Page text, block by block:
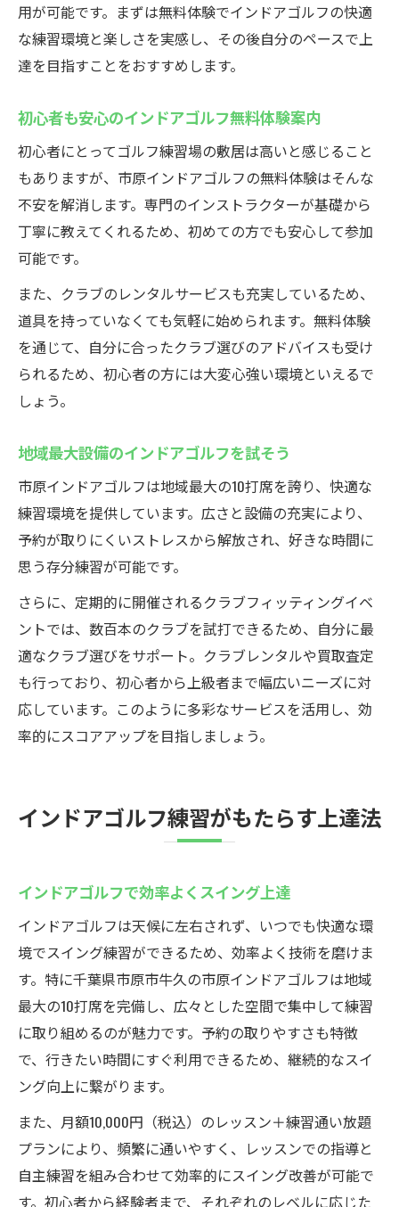
千葉市原市で効率的にインドアゴルフを極める
千葉市原市で選ぶべきインドアゴルフ練習
法
目指す
インドアゴルフでデータ活用した自己分析
術
ラウンド前の集中練習に最適なインドアゴ
ルフ
り
用が可能です。まずは無料体験でインドアゴルフの快適
な練習環境と楽しさを実感し、その後自分のペースで上
達を目指すことをおすすめします。
初心者も安心のインドアゴルフ無料体験案内
初心者にとってゴルフ練習場の敷居は高いと感じること
もありますが、市原インドアゴルフの無料体験はそんな
不安を解消します。専門のインストラクターが基礎から
丁寧に教えてくれるため、初めての方でも安心して参加
可能です。
また、クラブのレンタルサービスも充実しているため、
道具を持っていなくても気軽に始められます。無料体験
を通じて、自分に合ったクラブ選びのアドバイスも受け
られるため、初心者の方には大変心強い環境といえるで
しょう。
地域最大設備のインドアゴルフを試そう
市原インドアゴルフは地域最大の10打席を誇り、快適な
練習環境を提供しています。広さと設備の充実により、
予約が取りにくいストレスから解放され、好きな時間に
思う存分練習が可能です。
さらに、定期的に開催されるクラブフィッティングイベ
ントでは、数百本のクラブを試打できるため、自分に最
適なクラブ選びをサポート。クラブレンタルや買取査定
も行っており、初心者から上級者まで幅広いニーズに対
応しています。このように多彩なサービスを活用し、効
率的にスコアアップを目指しましょう。
インドアゴルフ練習がもたらす上達法
インドアゴルフで効率よくスイング上達
インドアゴルフは天候に左右されず、いつでも快適な環
境でスイング練習ができるため、効率よく技術を磨けま
す。特に千葉県市原市牛久の市原インドアゴルフは地域
最大の10打席を完備し、広々とした空間で集中して練習
に取り組めるのが魅力です。予約の取りやすさも特徴
で、行きたい時間にすぐ利用できるため、継続的なスイ
ング向上に繋がります。
また、月額10,000円（税込）のレッスン＋練習通い放題
プランにより、頻繁に通いやすく、レッスンでの指導と
自主練習を組み合わせて効率的にスイング改善が可能で
す。初心者から経験者まで、それぞれのレベルに応じた